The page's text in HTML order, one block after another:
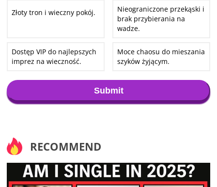
Złoty tron i wieczny pokój.
Nieograniczone przekąski i
brak przybierania na
wadze.
Dostęp VIP do najlepszych
imprez na wieczność.
Moce chaosu do mieszania
szyków żyjącym.
Submit
RECOMMEND